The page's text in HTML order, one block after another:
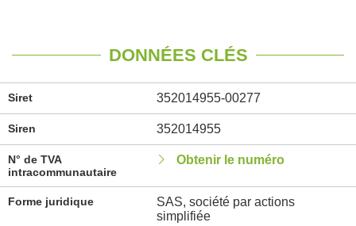
DONNÉES CLÉS
Siret 352014955-00277
Siren 352014955
N° de TVA
intracommunautaire
Obtenir le numéro
Forme juridique
SAS, société par actions
simplifiée